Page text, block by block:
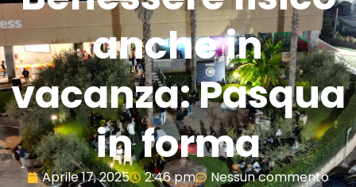
anche in
vacanza: Pasqua
in forma
Aprile 17, 2025 2:46 pm Nessun commento